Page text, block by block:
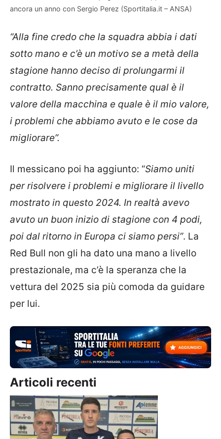
ancora un anno con Sergio Perez (Sportitalia.it – ANSA)
“Alla fine credo che la squadra abbia i dati
sotto mano e c’è un motivo se a metà della
stagione hanno deciso di prolungarmi il
contratto. Sanno precisamente qual è il
valore della macchina e quale è il mio valore,
i problemi che abbiamo avuto e le cose da
migliorare”.
Il messicano poi ha aggiunto: “Siamo uniti
per risolvere i problemi e migliorare il livello
mostrato in questo 2024. In realtà avevo
avuto un buon inizio di stagione con 4 podi,
poi dal ritorno in Europa ci siamo persi”. La
Red Bull non gli ha dato una mano a livello
prestazionale, ma c’è la speranza che la
vettura del 2025 sia più comoda da guidare
per lui.
Articoli recenti